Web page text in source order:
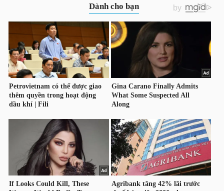
CÔNG
NGHIỆP
DÙNG
KHÔNG
THIẾT